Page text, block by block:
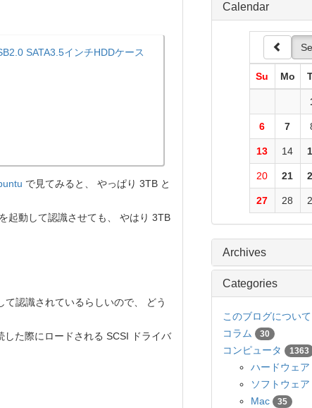
SATA3.5インチHDDケース
で見てみると、 やっぱり 3TB と
起動して認識させても、 やはり 3TB
認識されているらしいので、 どう
した際にロードされる SCSI ドライバ
Calendar
Su Mo
6 7
13 14
20 21
27 28
Archives
Categories
このブログについて
コラム 30
コンピュータ 1363
ハードウェア
ソフトウェア
Mac 35